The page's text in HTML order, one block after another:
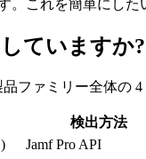
。これを簡単にした
ていますか?
品ファミリー全体の
検出方法
Jamf Pro API